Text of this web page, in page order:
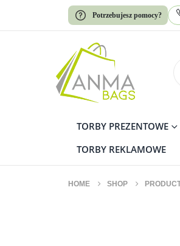
Potrzebujesz pomocy?
TORBY PREZENTOWE
TORBY REKLAMOWE
HOME SHOP